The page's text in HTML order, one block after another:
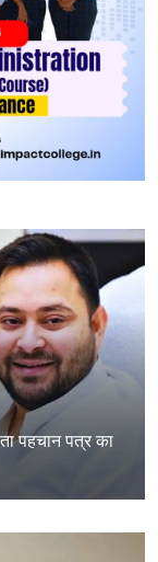
पहचान पत्र का